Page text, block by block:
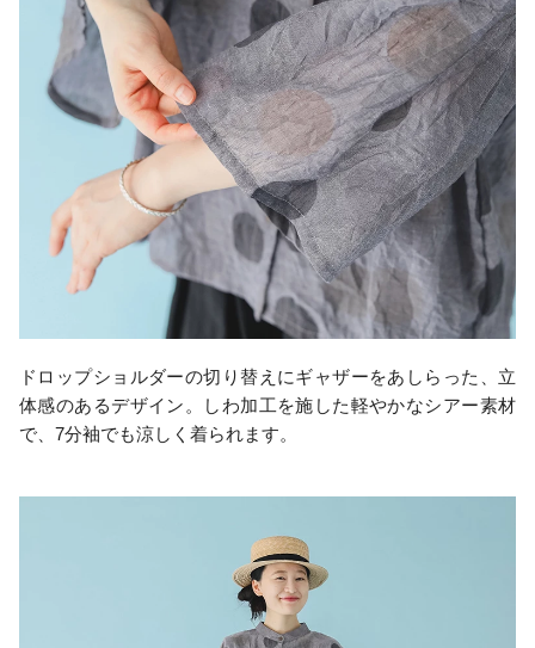
ドロップショルダーの切り替えにギャザーをあしらった、立
体感のあるデザイン。しわ加工を施した軽やかなシアー素材
で、7分袖でも涼しく着られます。